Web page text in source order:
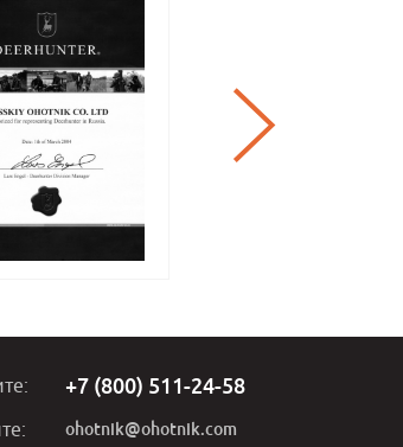
+7 (800) 511-24-58
ohotnik@ohotnik.com